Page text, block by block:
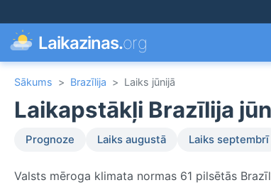
Laikazinas.org
Sākums > Brazīlija > Laiks jūnijā
Laikapstākļi Brazīlija
Prognoze Laiks augustā Laiks septembrī
Valsts mēroga klimata normas 61 pilsētās